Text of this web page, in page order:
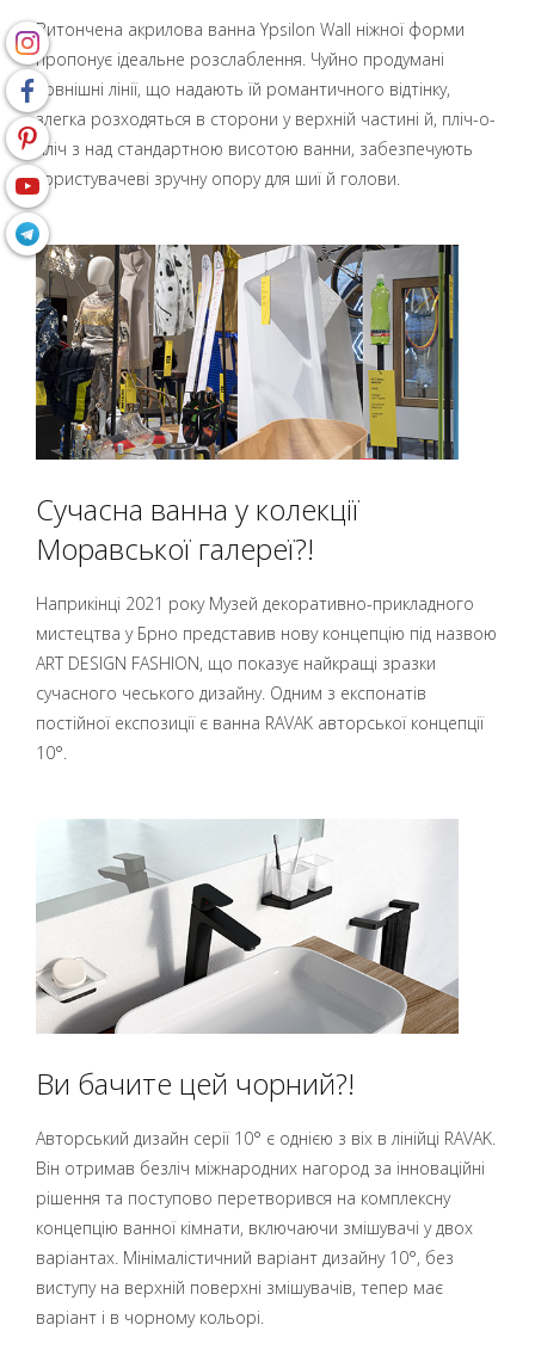
Витончена акрилова ванна Ypsilon Wall ніжної форми
пропонує ідеальне розслаблення. Чуйно продумані
зовнішні лінії, що надають їй романтичного відтінку,
злегка розходяться в сторони у верхній частині й, пліч-о-
пліч з над стандартною висотою ванни, забезпечують
користувачеві зручну опору для шиї й голови.
Сучасна ванна у колекції
Моравської галереї?!
Наприкінці 2021 року Музей декоративно-прикладного
мистецтва у Брно представив нову концепцію під назвою
ART DESIGN FASHION, що показує найкращі зразки
сучасного чеського дизайну. Одним з експонатів
постійної експозиції є ванна RAVAK авторської концепції
10°.
Ви бачите цей чорний?!
Авторський дизайн серії 10° є однією з віх в лінійці RAVAK.
Він отримав безліч міжнародних нагород за інноваційні
рішення та поступово перетворився на комплексну
концепцію ванної кімнати, включаючи змішувачі у двох
варіантах. Мінімалістичний варіант дизайну 10°, без
виступу на верхній поверхні змішувачів, тепер має
варіант і в чорному кольорі.